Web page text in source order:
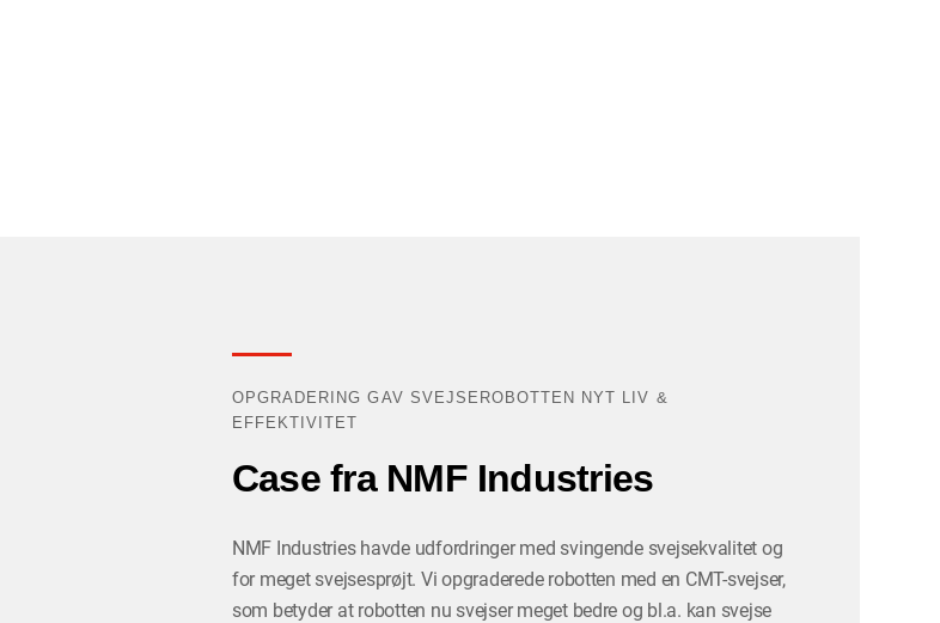
OPGRADERING GAV SVEJSEROBOTTEN NYT LIV &
EFFEKTIVITET
Case fra NMF Industries
NMF Industries havde udfordringer med svingende svejsekvalitet og
for meget svejsesprøjt. Vi opgraderede robotten med en CMT-svejser,
som betyder at robotten nu svejser meget bedre og bl.a. kan svejse